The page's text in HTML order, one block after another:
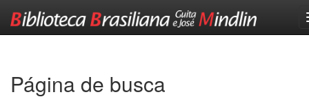
Página de busca